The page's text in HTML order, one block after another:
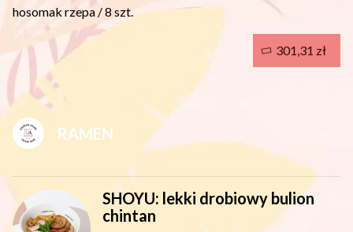
hosomak rzepa / 8 szt.
RAMEN
SHOYU: lekki drobiowy bulion
chintan